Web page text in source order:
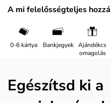
A mi felelősségteljes
0-6 kártya Bankjegyek Ajándékcs
omagolás
Egészítsd ki a